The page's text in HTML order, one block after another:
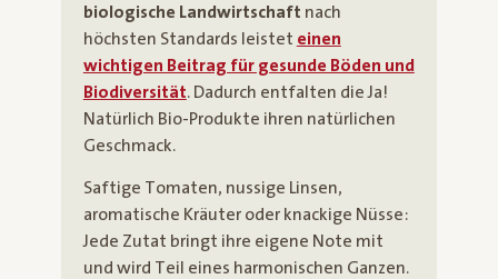
biologische Landwirtschaft nach
höchsten Standards leistet einen
wichtigen Beitrag für gesunde Böden und
Biodiversität. Dadurch entfalten die Ja!
Natürlich Bio-Produkte ihren natürlichen
Geschmack.
Saftige Tomaten, nussige Linsen,
aromatische Kräuter oder knackige Nüsse:
Jede Zutat bringt ihre eigene Note mit
und wird Teil eines harmonischen Ganzen.